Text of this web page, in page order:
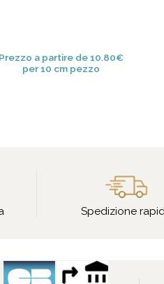
Prezzo a partire de 10.80€
per 10 cm pezzo
Spedizione